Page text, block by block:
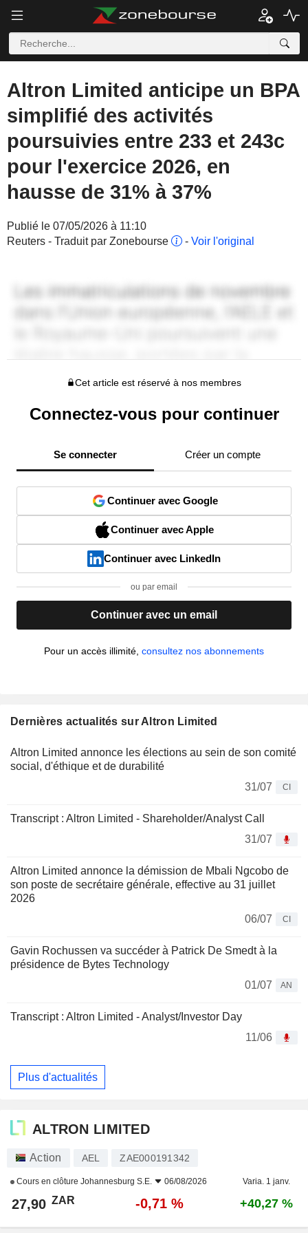
Altron Limited anticipe un BPA
simplifié des activités
poursuivies entre 233 et 243c
pour l'exercice 2026, en
hausse de 31% à 37%
Publié le 07/05/2026 à 11:10
Reuters - Traduit par Zonebourse
- Voir l'original
Cet article est réservé à nos membres
Connectez-vous pour continuer
Se connecter Créer un compte
Continuer avec Google
Continuer avec Apple
Continuer avec LinkedIn
ou par email
Continuer avec un email
Pour un accès illimité, consultez nos abonnements
Dernières actualités sur Altron Limited
Altron Limited annonce les élections au sein de son comité
social, d'éthique et de durabilité
31/07
CI
Transcript : Altron Limited - Shareholder/Analyst Call
31/07
Altron Limited annonce la démission de Mbali Ngcobo de
son poste de secrétaire générale, effective au 31 juillet
2026
06/07
CI
Gavin Rochussen va succéder à Patrick De Smedt à la
présidence de Bytes Technology
01/07
AN
Transcript : Altron Limited - Analyst/Investor Day
11/06
Plus d'actualités
ALTRON LIMITED
Action AEL ZAE000191342
Cours en clôture Johannesburg S.E. 06/08/2026 Varia. 1 janv.
27,90 ZAR -0,71 % +40,27 %